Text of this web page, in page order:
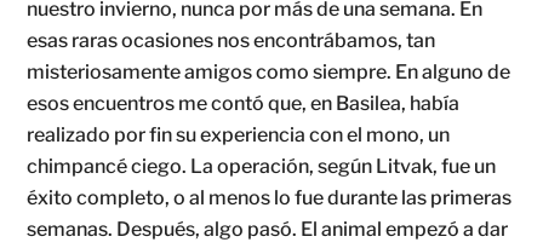
nuestro invierno, nunca por más de una semana. En
esas raras ocasiones nos encontrábamos, tan
misteriosamente amigos como siempre. En alguno de
esos encuentros me contó que, en Basilea, había
realizado por fin su experiencia con el mono, un
chimpancé ciego. La operación, según Litvak, fue un
éxito completo, o al menos lo fue durante las primeras
semanas. Después, algo pasó. El animal empezó a dar